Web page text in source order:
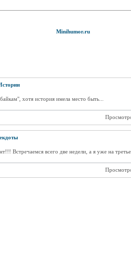
Minihumor.ru
хотя история имела место быть...
Встречаемся всего две недели, а я уже на